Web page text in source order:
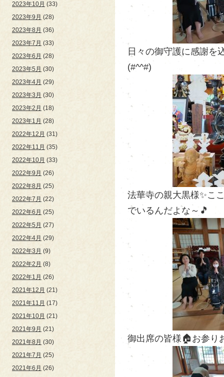
2023年10月 (33)
2023年9月 (28)
2023年8月 (36)
2023年7月 (33)
2023年6月 (28)
2023年5月 (30)
2023年4月 (29)
2023年3月 (30)
2023年2月 (18)
2023年1月 (28)
2022年12月 (31)
2022年11月 (35)
2022年10月 (33)
2022年9月 (26)
2022年8月 (25)
2022年7月 (22)
2022年6月 (25)
2022年5月 (27)
2022年4月 (29)
2022年3月 (9)
2022年2月 (8)
2022年1月 (26)
2021年12月 (21)
2021年11月 (17)
2021年10月 (21)
2021年9月 (21)
2021年8月 (30)
2021年7月 (25)
2021年6月 (26)
日々の御守護に感謝を
(#^^#)
法華寺の親大黒様✨こ
でいるんだよな～🎵
御出席の皆様🏠お参り